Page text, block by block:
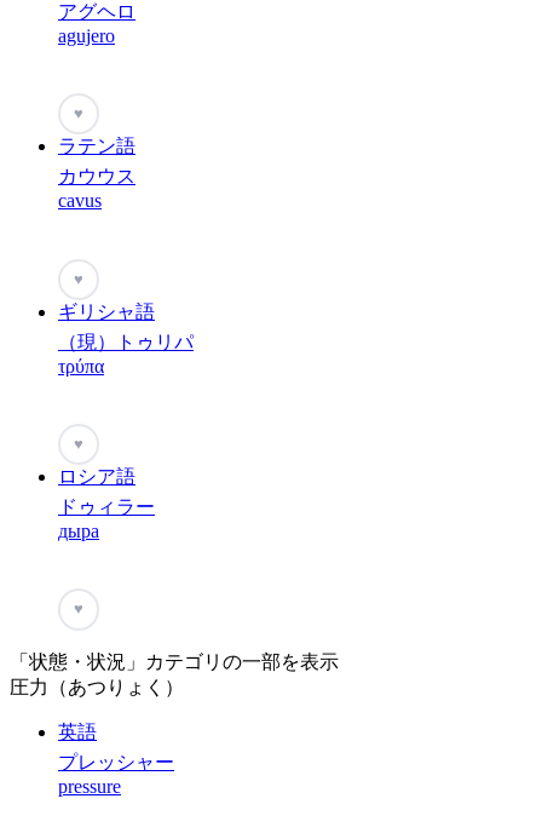
アグヘロ
agujero
♥
ラテン語
カウウス
cavus
♥
ギリシャ語
（現）トゥリパ
τρύπα
♥
ロシア語
ドゥィラー
дыра
♥
「状態・状況」カテゴリの一部を表示
圧力（あつりょく）
英語
プレッシャー
pressure